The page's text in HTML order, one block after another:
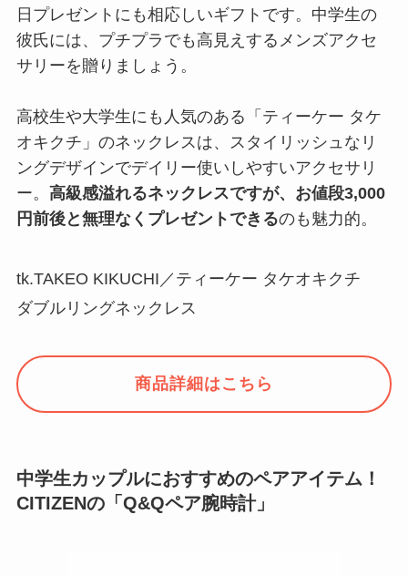
日プレゼントにも相応しいギフトです。中学生の
彼氏には、プチプラでも高見えするメンズアクセ
サリーを贈りましょう。
高校生や大学生にも人気のある「ティーケー タケ
オキクチ」のネックレスは、スタイリッシュなリ
ングデザインでデイリー使いしやすいアクセサリ
ー。 高級感溢れるネックレスですが、お値段3,000
円前後と無理なくプレゼントできるのも魅力的。
tk.TAKEO KIKUCHI／ティーケー タケオキクチ
ダブルリングネックレス
商品詳細はこちら
中学生カップルにおすすめのペアアイテム！
CITIZENの「Q&Qペア腕時計」